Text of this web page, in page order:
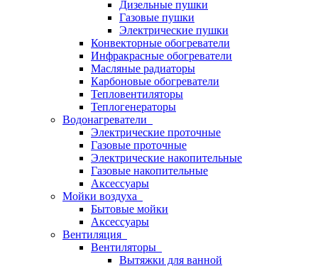
Дизельные пушки
Газовые пушки
Электрические пушки
Конвекторные обогреватели
Инфракрасные обогреватели
Масляные радиаторы
Карбоновые обогреватели
Тепловентиляторы
Теплогенераторы
Водонагреватели
Электрические проточные
Газовые проточные
Электрические накопительные
Газовые накопительные
Аксессуары
Мойки воздуха
Бытовые мойки
Аксессуары
Вентиляция
Вентиляторы
Вытяжки для ванной